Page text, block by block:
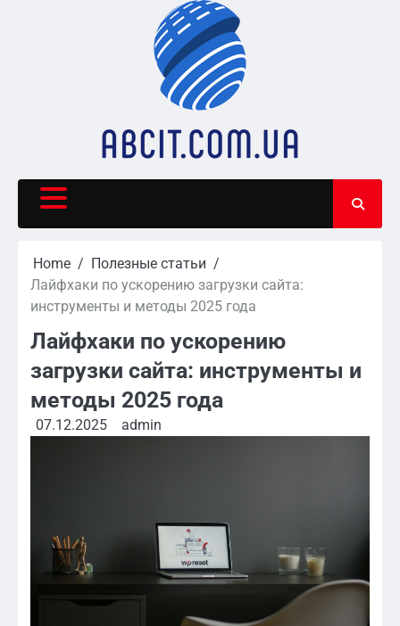
Home
Полезные статьи
Лайфхаки по ускорению загрузки сайта:
инструменты и методы 2025 года
Лайфхаки по ускорению
загрузки сайта: инструменты и
методы 2025 года
07.12.2025 admin